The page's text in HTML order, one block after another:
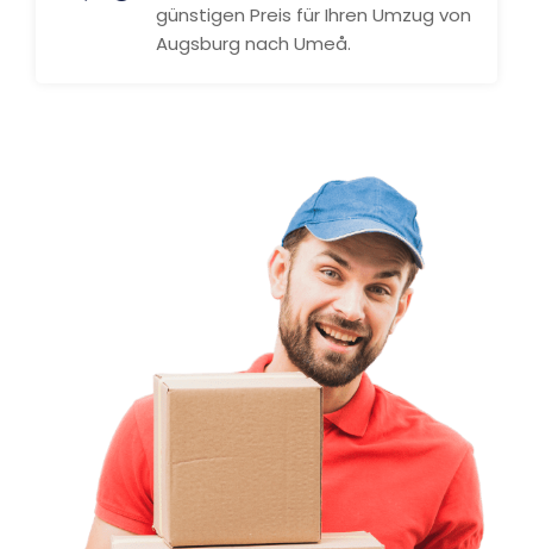
günstigen Preis für Ihren Umzug von
Augsburg nach Umeå.